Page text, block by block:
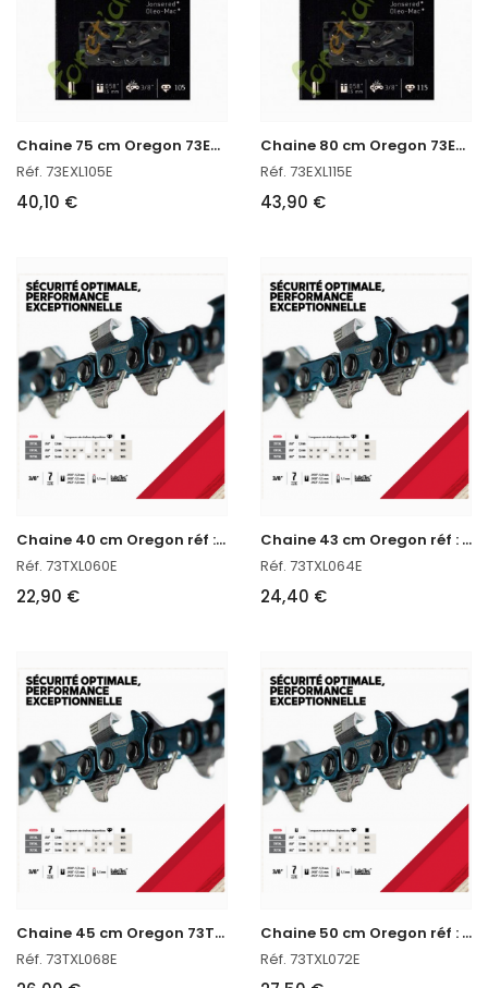
C
haine 75 cm Oregon 73EXL105E
Réf. 73EXL105E
40,10 €
C
haine 80 cm Oregon 73EXL115E
Réf. 73EXL115E
43,90 €
C
haine 40 cm Oregon réf : 73TXL060E
Réf. 73TXL060E
22,90 €
C
haine 43 cm Oregon réf : 73TXL064E
Réf. 73TXL064E
24,40 €
C
haine 45 cm Oregon 73TXL068E
Réf. 73TXL068E
C
haine 50 cm Oregon réf : 73TXL072E
Réf. 73TXL072E